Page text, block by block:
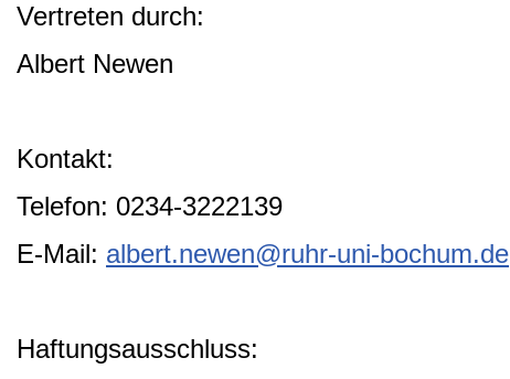
Vertreten durch:
Albert Newen
Kontakt:
Telefon: 0234-3222139
E-Mail: albert.newen@ruhr-uni-bochum.de
Haftungsausschluss: